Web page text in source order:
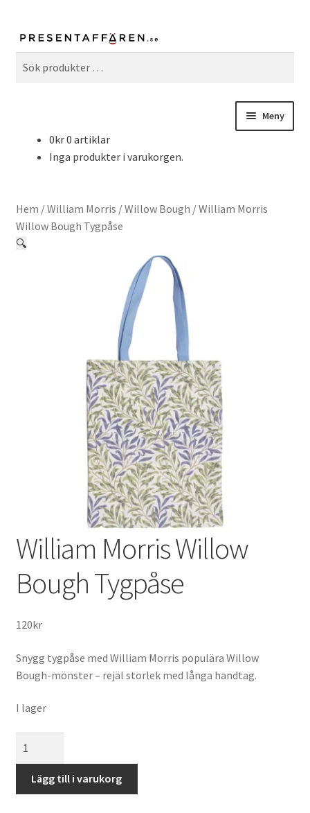
Meny
Kök & Matlagning
0kr0 artiklar
Inga produkter i varukorgen.
Hem /William Morris /Willow Bough /William Morris
Willow Bough Tygpåse
🔍
William Morris Willow
Bough Tygpåse
120kr
Snygg tygpåse med William Morris populära Willow
Bough-mönster – rejäl storlek med långa handtag.
I lager
Willow
Bough
Lägg till i varukorg